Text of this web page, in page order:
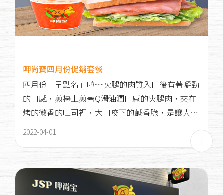
呷尚寶四月份促銷套餐
四月份「早點名」啦~~火腿的肉質入口後有著嚼勁
的口感，煎檯上煎著Q滑油潤口感的火腿肉，夾在
烤的微香的吐司裡，大口咬下的鹹香脆，是讓人無
法忘懷的好滋味！
2022-04-01